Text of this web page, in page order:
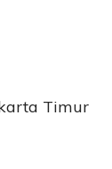
Timur